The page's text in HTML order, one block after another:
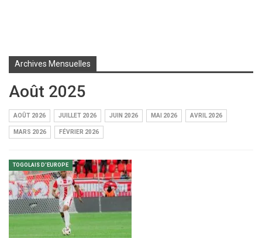
Archives Mensuelles
Août 2025
AOÛT 2026 JUILLET 2026 JUIN 2026 MAI 2026 AVRIL 2026
MARS 2026 FÉVRIER 2026
TOGOLAIS D'EUROPE